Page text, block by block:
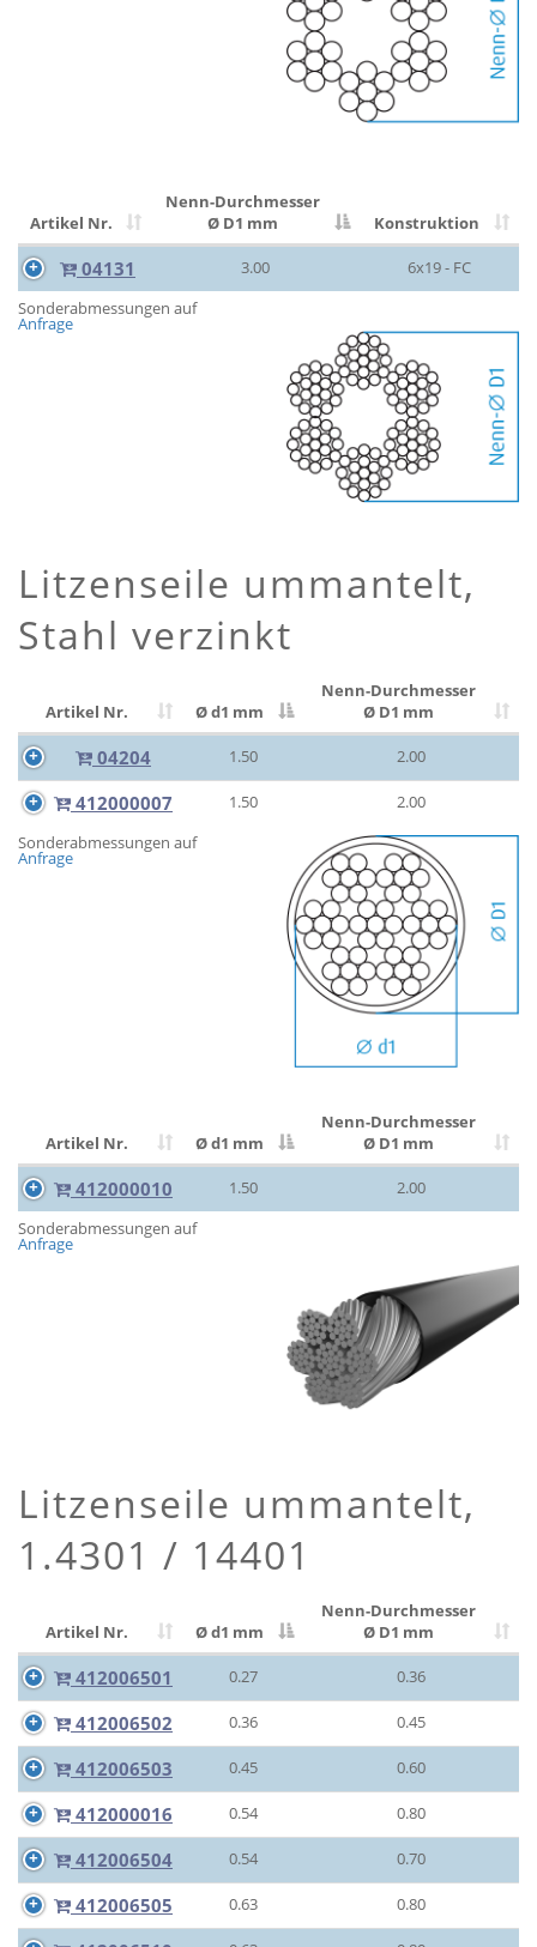
Artikel Nr.
Nenn-Durchmesser
Ø D1 mm
Konstruktion
04131 3.00
6x19 - FC
Sonderabmessungen auf
Anfrage
Litzenseile ummantelt,
Stahl verzinkt
Artikel Nr. Ø d1 mm
Nenn-Durchmesser
Ø D1 mm
04204 1.50 2.00
412000007 1.50
2.00
Sonderabmessungen auf
Anfrage
Artikel Nr. Ø d1 mm
Nenn-Durchmesser
Ø D1 mm
412000010 1.50
2.00
Sonderabmessungen auf
Anfrage
Litzenseile ummantelt,
1.4301 / 14401
Artikel Nr. Ø d1 mm
Nenn-Durchmesser
Ø D1 mm
412006501 0.27 0.36
412006502 0.36 0.45
412006503 0.45 0.60
412000016 0.54 0.80
412006504 0.54 0.70
412006505 0.63 0.80